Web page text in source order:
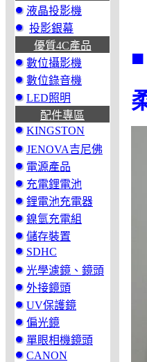
液晶投影機
投影銀幕
優質4C產品
數位攝影機
數位錄音機
LED照明
配件專區
KINGSTON
JENOVA吉尼佛
電源產品
充電鋰電池
鋰電池充電器
鎳氫充電組
儲存裝置
SDHC
光學濾鏡、鏡頭
外接鏡頭
UV保護鏡
偏光鏡
單眼相機鏡頭
CANON